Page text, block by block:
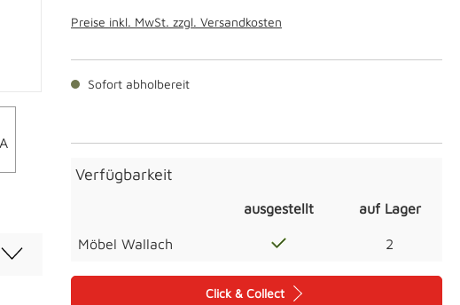
Preise inkl. MwSt. zzgl. Versandkosten
Sofort abholbereit
Verfügbarkeit
ausgestellt auf Lager
Möbel Wallach 2
Click & Collect